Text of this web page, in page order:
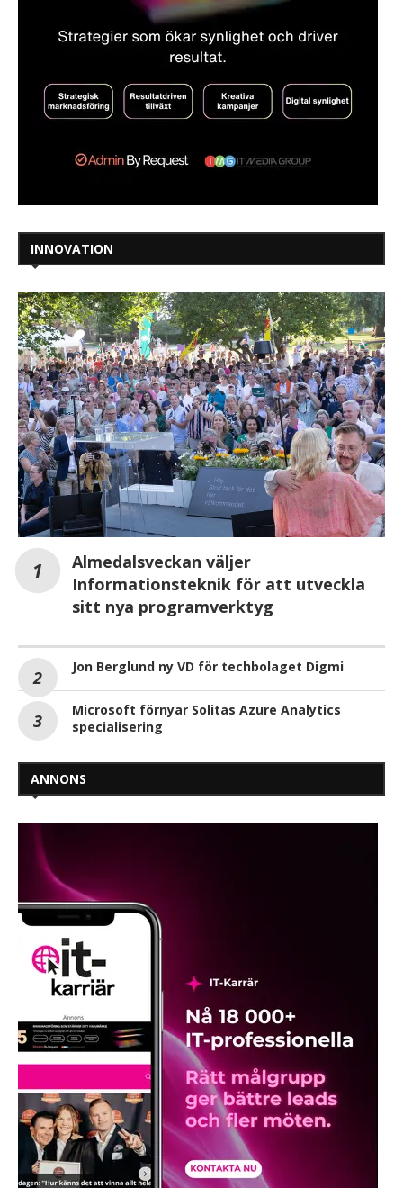
INNOVATION
Almedalsveckan väljer
Informationsteknik för att utveckla
sitt nya programverktyg
Jon Berglund ny VD för techbolaget Digmi
Microsoft förnyar Solitas Azure Analytics
specialisering
ANNONS